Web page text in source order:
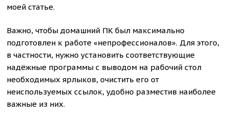
моей статье.
Важно, чтобы домашний ПК был максимально
подготовлен к работе «непрофессионалов». Для этого,
в частности, нужно установить соответствующие
надёжные программы с выводом на рабочий стол
необходимых ярлыков, очистить его от
неиспользуемых ссылок, удобно разместив наиболее
важные из них.